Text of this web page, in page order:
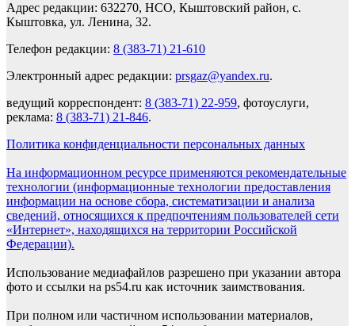
Адрес редакции: 632270, НСО, Кыштовский район, с.
Кыштовка, ул. Ленина, 32.
Телефон редакции: 8 (383-71) 21-610
Электронный адрес редакции: prsgaz@yandex.ru.
ведущий корреспондент: 8 (383-71) 22-959, фотоуслуги,
реклама: 8 (383-71) 21-846.
Политика конфиденциальности персональных данных
На информационном ресурсе применяются рекомендательные
технологии (информационные технологии предоставления
информации на основе сбора, систематизации и анализа
сведений, относящихся к предпочтениям пользователей сети
«Интернет», находящихся на территории Российской
Федерации).
Использование медиафайлов разрешено при указании автора
фото и ссылки на ps54.ru как источник заимствования.
При полном или частичном использовании материалов,